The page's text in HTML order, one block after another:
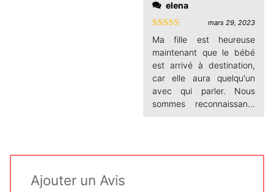
elena
Note 5sur
5
mars 29, 2023
Ma fille est heureuse
maintenant que le bébé
est arrivé à destination,
car elle aura quelqu'un
avec qui parler. Nous
sommes reconnaissants
recommandons le produit
Ajouter un Avis